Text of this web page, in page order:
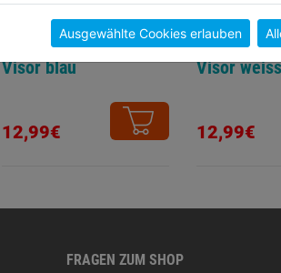
Permanetmarker
Visor blau
12,99€
Visor weiss
12,99€
FRAGEN ZUM SHOP
Ausgewählte Cookies erlauben